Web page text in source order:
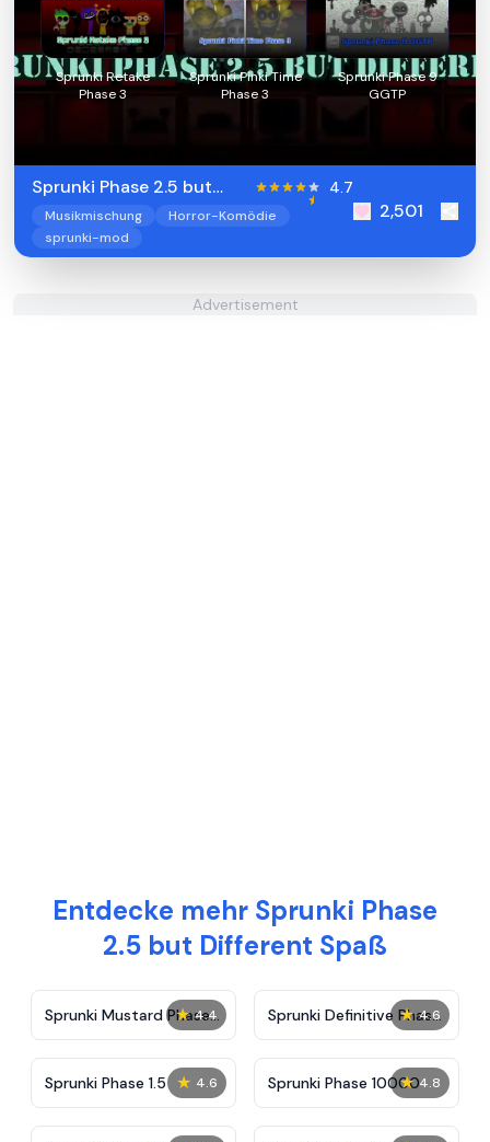
Sprunki Retake
Phase 3
Sprunki Pinki Time
Phase 3
Sprunki Phase 9
GGTP
Sprunki Phase 2.5 but
Different
4.7
Musikmischung
Horror-Komödie
sprunki-mod
2,501
Advertisement
Entdecke mehr Sprunki Phase
2.5 but Different Spaß
★ 4.4
Sprunki Mustard Phase
2
★ 4.6
Sprunki Definitive Phase
7
★ 4.6
Sprunki Phase 1.5 ★ 4.8
Sprunki Phase 10000